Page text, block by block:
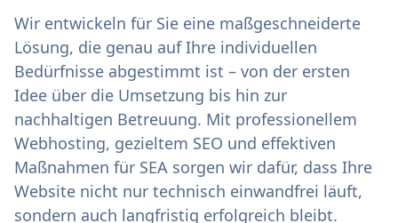
Wir entwickeln für Sie eine maßgeschneiderte
Lösung, die genau auf Ihre individuellen
Bedürfnisse abgestimmt ist – von der ersten
Idee über die Umsetzung bis hin zur
nachhaltigen Betreuung. Mit professionellem
Webhosting, gezieltem SEO und effektiven
Maßnahmen für SEA sorgen wir dafür, dass Ihre
Website nicht nur technisch einwandfrei läuft,
sondern auch langfristig erfolgreich bleibt.